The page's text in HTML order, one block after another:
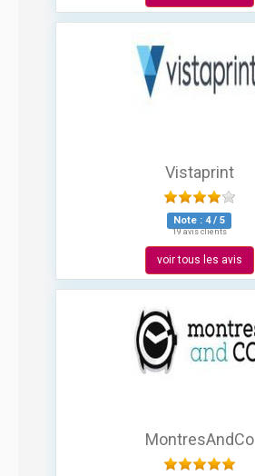
Vistaprint
Note : 4/ 5
19 avis clients
voir tous les avis
MontresAndCo